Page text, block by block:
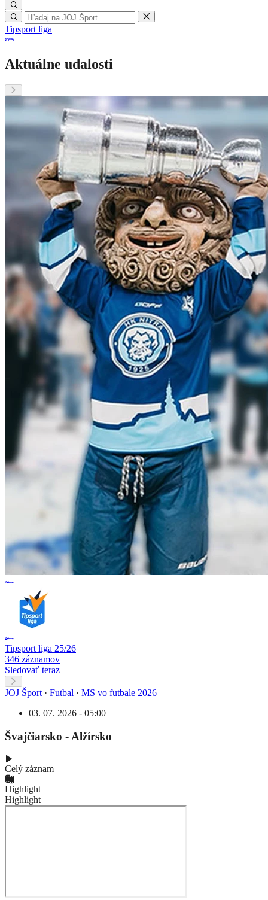
Tipsport liga
Aktuálne udalosti
Tipsport liga 25/26
346 záznamov
Sledovať teraz
JOJ Šport · Futbal · MS vo futbale 2026
03. 07. 2026 - 05:00
Švajčiarsko - Alžírsko
Celý záznam
Highlight
Highlight